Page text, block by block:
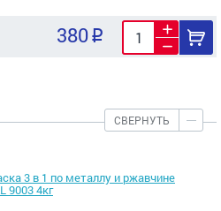
380
СВЕРНУТЬ
3 в 1 по металлу и ржавчине
9003 4кг